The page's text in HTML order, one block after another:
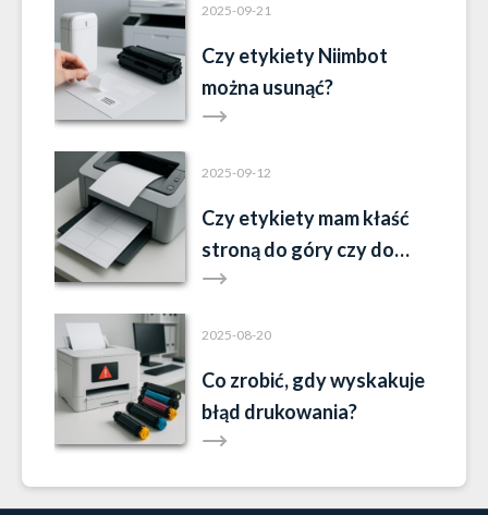
2025-09-21
Czy etykiety Niimbot
można usunąć?
2025-09-12
Czy etykiety mam kłaść
stroną do góry czy do
dołu?
2025-08-20
Co zrobić, gdy wyskakuje
błąd drukowania?